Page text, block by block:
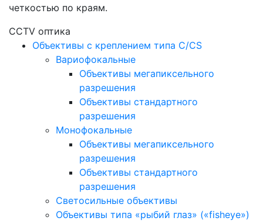
четкостью по краям.
CCTV оптика
Объективы с креплением типа C/CS
Вариофокальные
Объективы мегапиксельного
разрешения
Объективы стандартного
разрешения
Монофокальные
Объективы мегапиксельного
разрешения
Объективы стандартного
разрешения
Светосильные объективы
Объективы типа «рыбий глаз» («fisheye»)